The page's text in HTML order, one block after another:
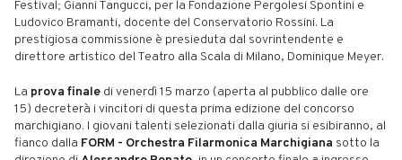
Festival; Gianni Tangucci, per la Fondazione Pergolesi Spontini e
Ludovico Bramanti, docente del Conservatorio Rossini. La
prestigiosa commissione è presieduta dal sovrintendente e
direttore artistico del Teatro alla Scala di Milano, Dominique Meyer.
La prova finale di venerdì 15 marzo (aperta al pubblico dalle ore
15) decreterà i vincitori di questa prima edizione del concorso
marchigiano. I giovani talenti selezionati dalla giuria si esibiranno, al
fianco dalla FORM - Orchestra Filarmonica Marchigiana sotto la